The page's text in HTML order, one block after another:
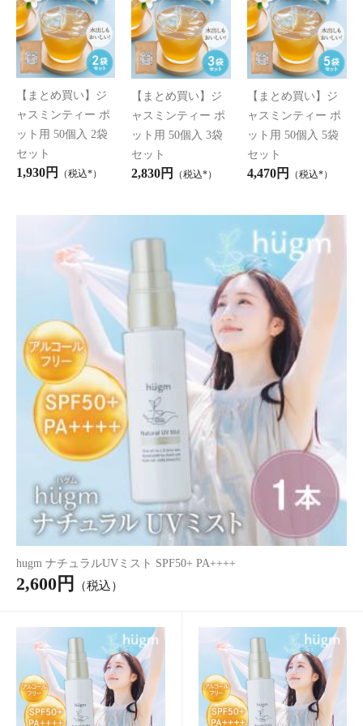
1,690円（税込*）
【まとめ買い】爽味黒烏龍茶
ポット用30個入×3袋セット
4,560円（税込*）
【まとめ買い】爽味黒烏龍茶
ポット用30個入×5袋セット
7,430円